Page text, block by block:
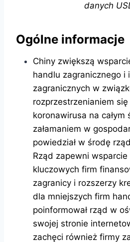
danych
Ogólne informacje
Chiny zwiększą
handlu zagranicznego i
zagranicznych w
rozprzestrzenianiem
koronawirusa na całym
załamaniem w
powiedział w środę
Rząd zapewni
kluczowych firm
zagranicy i rozszerzy
dla mniejszych firm
poinformował rząd w
swojej stronie
zachęci również firmy